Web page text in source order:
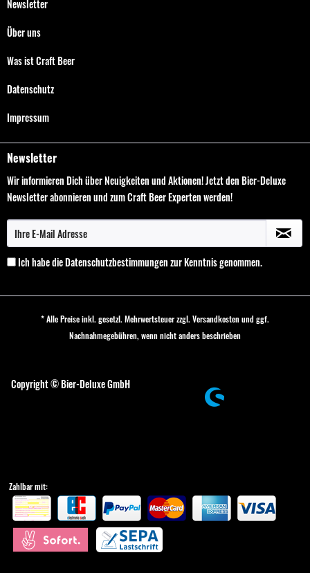
Newsletter
Über uns
Was ist Craft Beer
Datenschutz
Impressum
Newsletter
Wir informieren Dich über Neuigkeiten und Aktionen! Jetzt den Bier-Deluxe
Newsletter abonnieren und zum Craft Beer Experten werden!
Ich habe dieDatenschutzbestimmungenzur Kenntnis genommen.
* Alle Preise inkl. gesetzl. Mehrwertsteuer zzgl. Versandkostenund ggf.
Nachnahmegebühren, wenn nicht anders beschrieben
Copyright © Bier-Deluxe GmbH
Zahlbar mit: